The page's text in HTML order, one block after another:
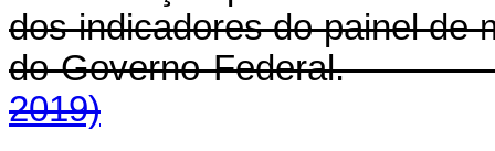
dos indicadores do painel de
do Governo
2019)